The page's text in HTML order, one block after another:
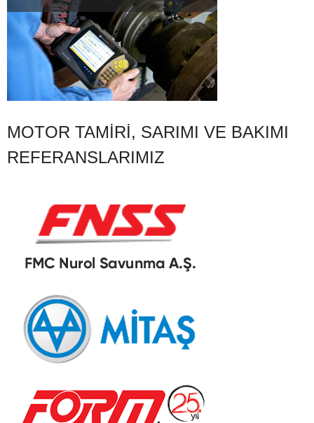
MOTOR TAMIRI, SARIMI VE BAKIMI
REFERANSLARIMIZ